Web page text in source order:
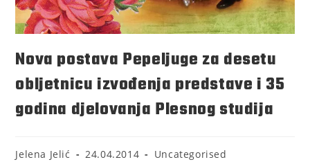
Nova postava Pepeljuge za desetu
obljetnicu izvođenja predstave i 35
godina djelovanja Plesnog studija
Jelena Jelić 24.04.2014 Uncategorised